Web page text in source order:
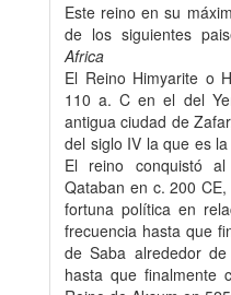
Este reino en su
de los siguientes
Africa
El Reino Himyarite o
110 a. C en el del
antigua ciudad de
del siglo IV la que es
El reino conquistó
Qataban en c. 200
fortuna política en
frecuencia hasta que
de Saba alrededor
hasta que finalmente